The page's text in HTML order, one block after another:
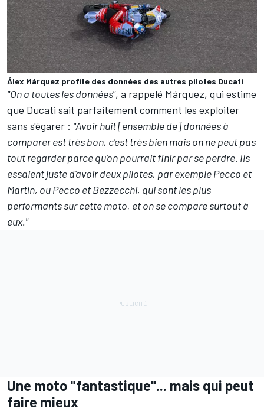
Álex Márquez profite des données des autres pilotes Ducati
"On a toutes les données", a rappelé Márquez, qui estime
que Ducati sait parfaitement comment les exploiter
sans s'égarer : "Avoir huit [ensemble de] données à
comparer est très bon, c'est très bien mais on ne peut pas
tout regarder parce qu'on pourrait finir par se perdre. Ils
essaient juste d'avoir deux pilotes, par exemple Pecco et
Martín, ou Pecco et Bezzecchi, qui sont les plus
performants sur cette moto, et on se compare surtout à
eux."
Une moto "fantastique"... mais qui peut
faire mieux